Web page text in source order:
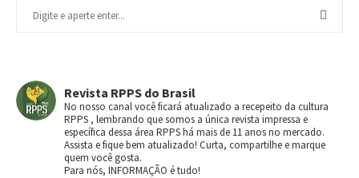
Revista RPPS do Brasil
No nosso canal você ficará atualizado a recepeito da cultura
RPPS , lembrando que somos a única revista impressa e
específica dessa área RPPS há mais de 11 anos no mercado.
Assista e fique bem atualizado! Curta, compartilhe e marque
quem você gosta.
Para nós, INFORMAÇÃO é tudo!